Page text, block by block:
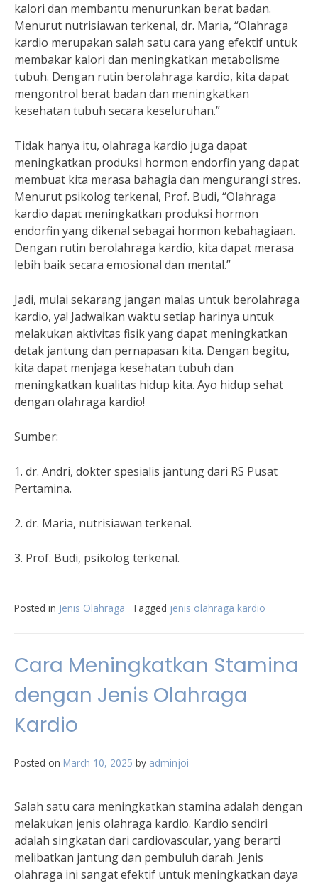
kalori dan membantu menurunkan berat badan.
Menurut nutrisiawan terkenal, dr. Maria, “Olahraga
kardio merupakan salah satu cara yang efektif untuk
membakar kalori dan meningkatkan metabolisme
tubuh. Dengan rutin berolahraga kardio, kita dapat
mengontrol berat badan dan meningkatkan
kesehatan tubuh secara keseluruhan.”
Tidak hanya itu, olahraga kardio juga dapat
meningkatkan produksi hormon endorfin yang dapat
membuat kita merasa bahagia dan mengurangi stres.
Menurut psikolog terkenal, Prof. Budi, “Olahraga
kardio dapat meningkatkan produksi hormon
endorfin yang dikenal sebagai hormon kebahagiaan.
Dengan rutin berolahraga kardio, kita dapat merasa
lebih baik secara emosional dan mental.”
Jadi, mulai sekarang jangan malas untuk berolahraga
kardio, ya! Jadwalkan waktu setiap harinya untuk
melakukan aktivitas fisik yang dapat meningkatkan
detak jantung dan pernapasan kita. Dengan begitu,
kita dapat menjaga kesehatan tubuh dan
meningkatkan kualitas hidup kita. Ayo hidup sehat
dengan olahraga kardio!
Sumber:
1. dr. Andri, dokter spesialis jantung dari RS Pusat
Pertamina.
2. dr. Maria, nutrisiawan terkenal.
3. Prof. Budi, psikolog terkenal.
Posted in Jenis Olahraga Tagged jenis olahraga kardio
Cara Meningkatkan Stamina
dengan Jenis Olahraga
Kardio
Posted on March 10, 2025 by adminjoi
Salah satu cara meningkatkan stamina adalah dengan
melakukan jenis olahraga kardio. Kardio sendiri
adalah singkatan dari cardiovascular, yang berarti
melibatkan jantung dan pembuluh darah. Jenis
olahraga ini sangat efektif untuk meningkatkan daya